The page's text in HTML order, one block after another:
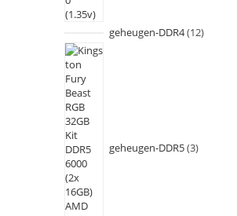
geheugen-DDR4 12
geheugen-DDR5 3